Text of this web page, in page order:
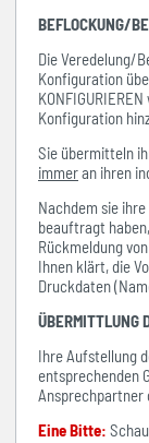
BEFLOCKUNG/
Die Veredelung/
Konfiguration
Konfiguration
Sie übermitteln
immeran ihren
Nachdem sie
beauftragt
Rückmeldung
Ihnen klärt, die
Druckdaten
ÜBERMITTLUNG
Ihre Aufstellung
entsprechenden
Ansprechpartner
Eine Bitte: